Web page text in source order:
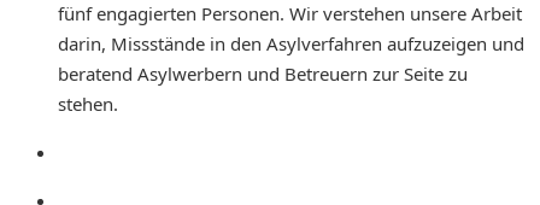
fünf engagierten Personen. Wir verstehen unsere Arbeit
darin, Missstände in den Asylverfahren aufzuzeigen und
beratend Asylwerbern und Betreuern zur Seite zu
stehen.